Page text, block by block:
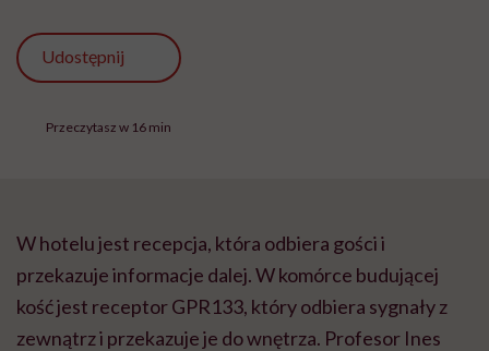
Udostępnij
Przeczytasz w 16 min
W hotelu jest recepcja, która odbiera gości i
przekazuje informacje dalej. W komórce budującej
kość jest receptor GPR133, który odbiera sygnały z
zewnątrz i przekazuje je do wnętrza. Profesor Ines